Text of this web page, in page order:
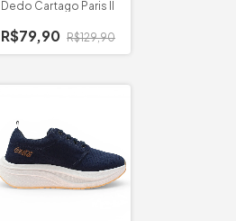
Dedo Cartago Paris II
R$79,90 R$129,90